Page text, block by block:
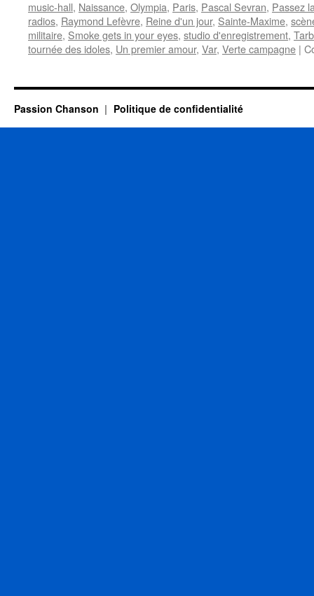
music-hall, Naissance, Olympia, Paris, Pascal Sevran, Passez
radios, Raymond Lefèvre, Reine d'un jour, Sainte-Maxime,
militaire, Smoke gets in your eyes, studio d'enregistrement,
tournée des idoles, Un premier amour, Var, Verte campagne |
Passion Chanson Politique de confidentialité